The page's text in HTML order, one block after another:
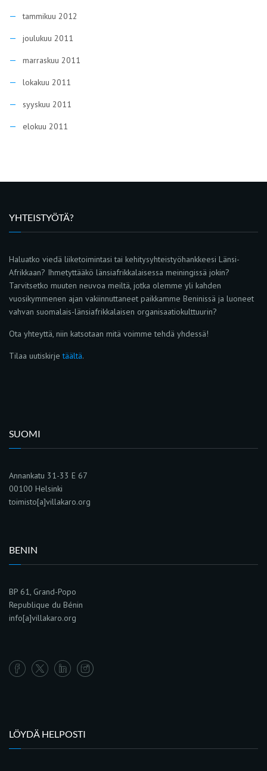
tammikuu 2012
joulukuu 2011
marraskuu 2011
lokakuu 2011
syyskuu 2011
elokuu 2011
YHTEISTYÖTÄ?
Haluatko viedä liiketoimintasi tai kehitysyhteistyöhankkeesi Länsi-
Afrikkaan? Ihmetyttääkö länsiafrikkalaisessa meiningissä jokin?
Tarvitsetko muuten neuvoa meiltä, jotka olemme yli kahden
vuosikymmenen ajan vakiinnuttaneet paikkamme Beninissä ja luoneet
vahvan suomalais-länsiafrikkalaisen organisaatiokulttuurin?
Ota yhteyttä, niin katsotaan mitä voimme tehdä yhdessä!
Tilaa uutiskirjetäältä.
SUOMI
Annankatu 31-33 E 67
00100 Helsinki
toimisto[a]villakaro.org
BENIN
BP 61, Grand-Popo
Republique du Bénin
info[a]villakaro.org
LÖYDÄ HELPOSTI